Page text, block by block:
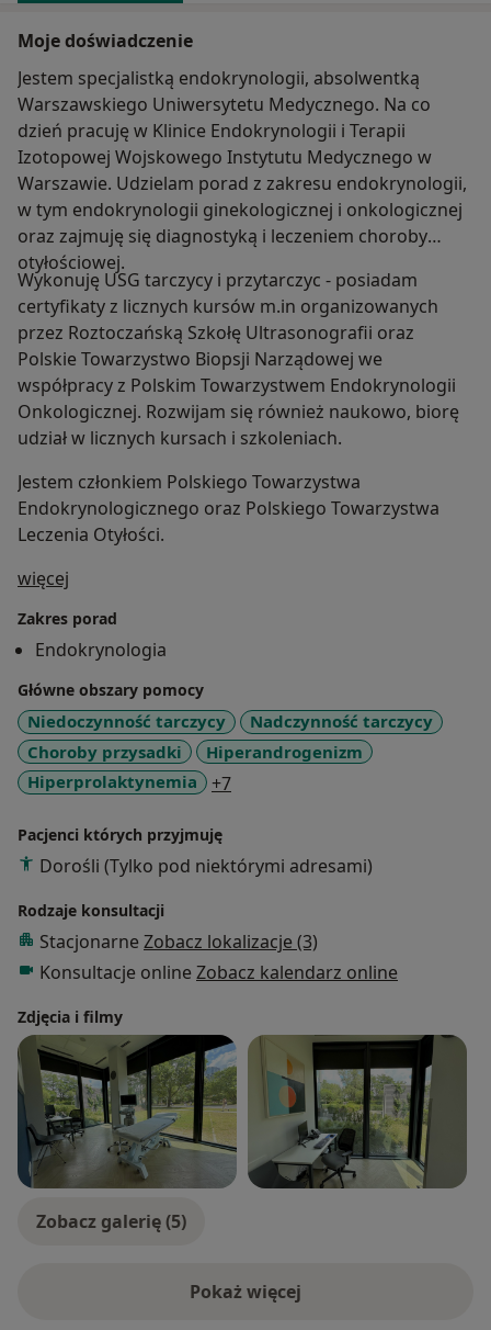
Moje doświadczenie
Jestem specjalistką endokrynologii, absolwentką
Warszawskiego Uniwersytetu Medycznego. Na co
dzień pracuję w Klinice Endokrynologii i Terapii
Izotopowej Wojskowego Instytutu Medycznego w
Warszawie. Udzielam porad z zakresu endokrynologii,
w tym endokrynologii ginekologicznej i onkologicznej
oraz zajmuję się diagnostyką i leczeniem choroby
otyłościowej.
Wykonuję USG tarczycy i przytarczyc - posiadam
certyfikaty z licznych kursów m.in organizowanych
przez Roztoczańską Szkołę Ultrasonografii oraz
Polskie Towarzystwo Biopsji Narządowej we
współpracy z Polskim Towarzystwem Endokrynologii
Onkologicznej. Rozwijam się również naukowo, biorę
udział w licznych kursach i szkoleniach.
Jestem członkiem Polskiego Towarzystwa
Endokrynologicznego oraz Polskiego Towarzystwa
Leczenia Otyłości.
więcej
Zakres porad
Endokrynologia
Główne obszary pomocy
Niedoczynność tarczycy
Nadczynność tarczycy
Choroby przysadki
Hiperandrogenizm
Hiperprolaktynemia
+7a11y_sr_more_diseases
Pacjenci których przyjmuję
Dorośli (Tylko pod niektórymi adresami)
Rodzaje konsultacji
Stacjonarne Zobacz lokalizacje (3)
Konsultacje online Zobacz kalendarz online
Zdjęcia i filmy
Zobacz galerię (5)
Pokaż więcejo doświadczeniu